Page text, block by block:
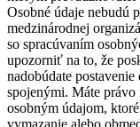
Osobné údaje nebudú
medzinárodnej
so spracúvaním
upozorniť na to, že
nadobúdate
spojenými. Máte
osobným údajom,
vymazanie alebo